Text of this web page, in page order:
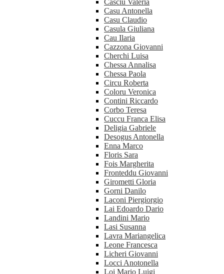
Casciu Valeria
Casu Antonella
Casu Claudio
Casula Giuliana
Cau Ilaria
Cazzona Giovanni
Cherchi Luisa
Chessa Annalisa
Chessa Paola
Circu Roberta
Coloru Veronica
Contini Riccardo
Corbo Teresa
Cuccu Franca Elisa
Deligia Gabriele
Desogus Antonella
Enna Marco
Floris Sara
Fois Margherita
Fronteddu Giovanni
Girometti Gloria
Gorni Danilo
Laconi Piergiorgio
Lai Edoardo Dario
Landini Mario
Lasi Susanna
Lavra Mariangelica
Leone Francesca
Licheri Giovanni
Locci Anotonella
Loi Mario Luigi